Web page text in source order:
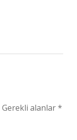
Gerekli alanlar*